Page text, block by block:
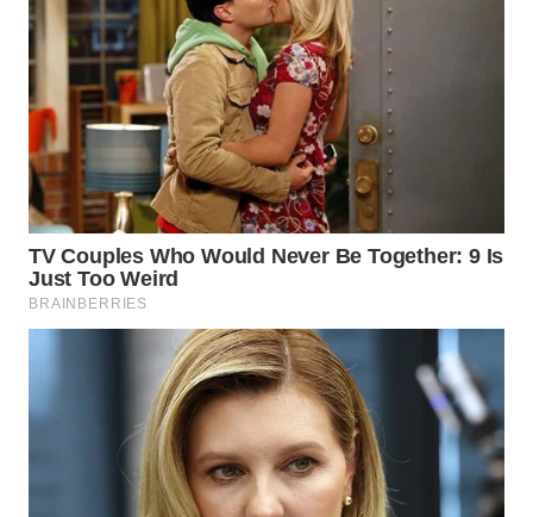
TAPANULI
SELATAN
WN
TANJUNG
LESUNG
WN
KARO
WN
SIMALUNGUN
LABUHANBATU